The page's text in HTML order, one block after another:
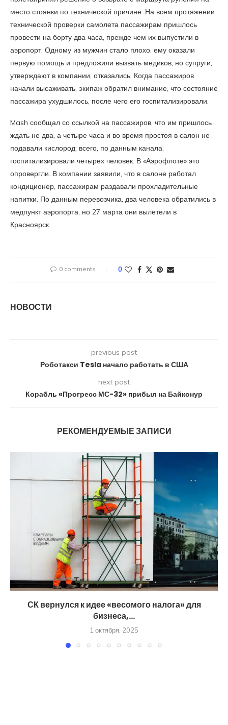
место стоянки по технической причине. На всем протяжении
технической проверки самолета пассажирам пришлось
провести на борту два часа, прежде чем их выпустили в
аэропорт. Одному из мужчин стало плохо, ему оказали
первую помощь и предложили вызвать медиков, но супруги,
утверждают в компании, отказались. Когда пассажиров
начали высаживать, экипаж обратил внимание, что состояние
пассажира ухудшилось, после чего его госпитализировали.
Mash сообщал со ссылкой на пассажиров, что им пришлось
ждать не два, а четыре часа и во время простоя в салон не
подавали кислород; всего, по данным канала,
госпитализировали четырех человек. В «Аэрофлоте» это
опровергли. В компании заявили, что в салоне работал
кондиционер, пассажирам раздавали прохладительные
напитки. По данным перевозчика, два человека обратились в
медпункт аэропорта, но 27 марта они вылетели в
Красноярск.
0 comments 0
НОВОСТИ
previous post
Роботакси Tesla начало работать в США
next post
Корабль «Прогресс МС-32» прибыл на Байконур
РЕКОМЕНДУЕМЫЕ ЗАПИСИ
СК вернулся к идее «весомого налога» для
бизнеса,...
1 октября, 2025